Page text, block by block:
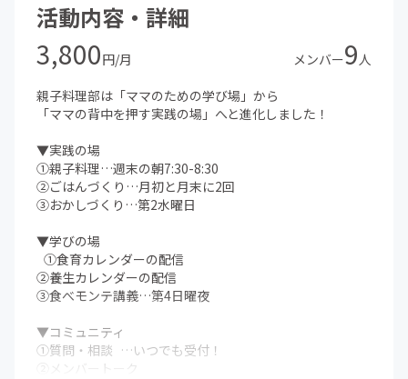
活動内容・詳細
3,800円/月 メンバー9人
親子料理部は「ママのための学び場」から
「ママの背中を押す実践の場」へと進化しました！
▼実践の場
①親子料理…週末の朝7:30-8:30
②ごはんづくり…月初と月末に2回
③おかしづくり…第2水曜日
▼学びの場
①食育カレンダーの配信
②養生カレンダーの配信
③食べモンテ講義…第4日曜夜
▼コミュニティ
①質問・相談 …いつでも受付！
②メンバートーク